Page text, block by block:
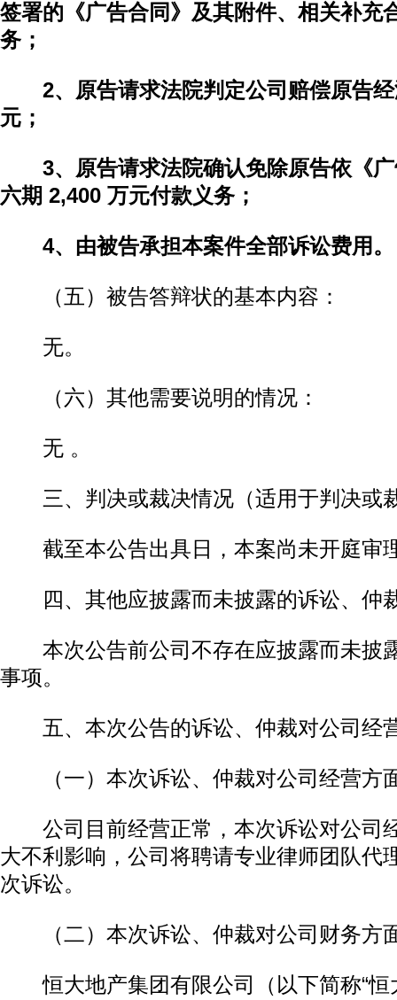
签署的《广告合同》及其附件、相关补充
务；
2、原告请求法院判定公司赔偿原告
元；
3、原告请求法院确认免除原告依《
六期 2,400 万元付款义务；
4、由被告承担本案件全部诉讼费用。
（五）被告答辩状的基本内容：
无。
（六）其他需要说明的情况：
无 。
三、判决或裁决情况（适用于判决或
截至本公告出具日，本案尚未开庭审
四、其他应披露而未披露的诉讼、仲
本次公告前公司不存在应披露而未披
事项。
五、本次公告的诉讼、仲裁对公司经
（一）本次诉讼、仲裁对公司经营方
公司目前经营正常，本次诉讼对公司
大不利影响，公司将聘请专业律师团队代
次诉讼。
（二）本次诉讼、仲裁对公司财务方
恒大地产集团有限公司（以下简称“恒